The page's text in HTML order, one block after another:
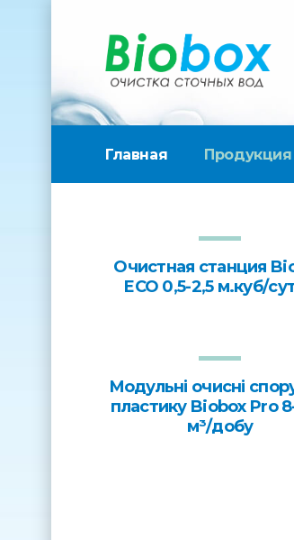
Главная Продукция
Очистная станция
ECO 0,5-2,5 м.куб/
Модульні очисні
пластику Biobox Pro
м³/добу